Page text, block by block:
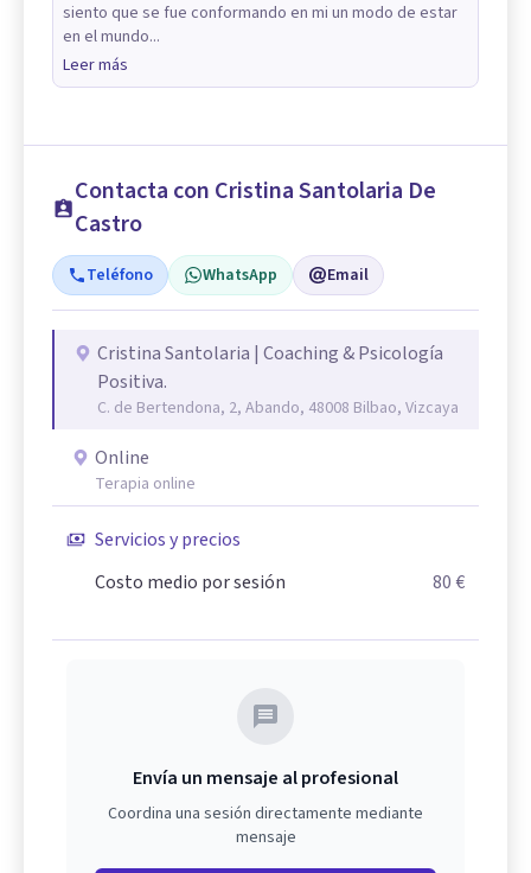
siento que se fue conformando en mi un modo de estar
en el mundo...
Leer más
Contacta con Cristina Santolaria De
Castro
Teléfono WhatsApp Email
Cristina Santolaria | Coaching & Psicología
Positiva.
C. de Bertendona, 2, Abando, 48008 Bilbao, Vizcaya
Online
Terapia online
Servicios y precios
Costo medio por sesión
80 €
Envía un mensaje al profesional
Coordina una sesión directamente mediante
mensaje